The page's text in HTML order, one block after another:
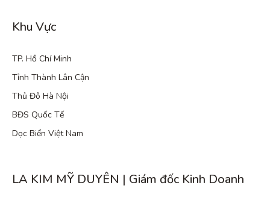
Khu Vực
TP. Hồ Chí Minh
Tỉnh Thành Lân Cận
Thủ Đô Hà Nội
BĐS Quốc Tế
Dọc Biển Việt Nam
LA KIM MỸ DUYÊN | Giám đốc Kinh Doanh